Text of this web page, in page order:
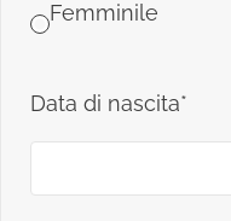
Femminile
Data di nascita*